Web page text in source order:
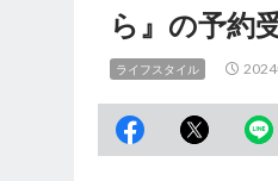
ら』の予約
ライフスタイル